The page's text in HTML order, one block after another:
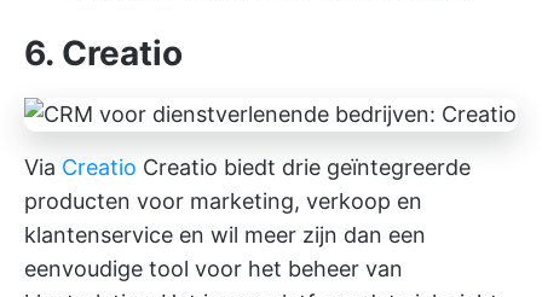
6. Creatio
Via Creatio Creatio biedt drie geïntegreerde
producten voor marketing, verkoop en
klantenservice en wil meer zijn dan een
eenvoudige tool voor het beheer van